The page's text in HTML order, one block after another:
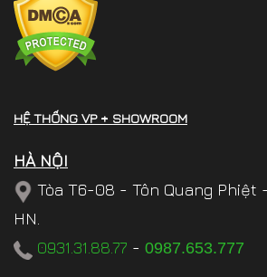
HỆ THỐNG VP + SHOWROOM
HÀ NỘI
Tòa T6-08 - Tôn Quang Phiệt
HN.
0931.31.88.77 - 0987.653.777